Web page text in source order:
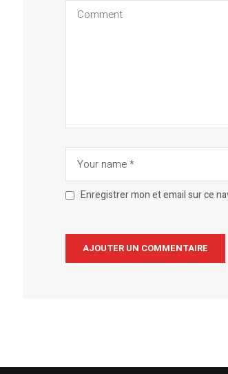
Enregistrer mon et email sur ce